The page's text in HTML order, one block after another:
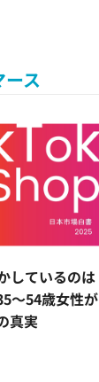
ース
しているのは
～54歳女性が
真実